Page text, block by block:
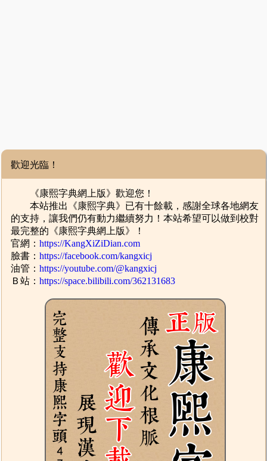
歡迎光臨！
《康熙字典網上版》歡迎您！
本站推出《康熙字典》已有十餘載，感謝全球各地網友
的支持，讓我們仍有動力繼續努力！本站希望可以做到校對
最完整的《康熙字典網上版》！
官網：https://KangXiZiDian.com
臉書：https://facebook.com/kangxicj
油管：https://youtube.com/@kangxicj
Ｂ站：https://space.bilibili.com/362131683